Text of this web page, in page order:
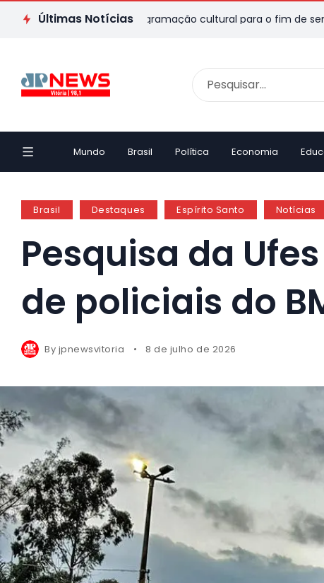
Últimas Notícias
veja passeios e programação cultural para o fim de semana
Mundo Brasil Política Economia
Brasil Destaques Espírito Santo Notícias
Pesquisa da
de policiais do
By jpnewsvitoria 8 de julho de 2026